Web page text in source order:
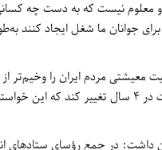
معلوم نیست که به دست چه
جوانان ما شغل ایجاد کنند
مردم ایران را وخیم‌تر
است و بر همین اساس خواسته و اراده عمومی بر این است که دولت در 4 سال تغییر کند
داشت: در جمع رؤسای ستادهای